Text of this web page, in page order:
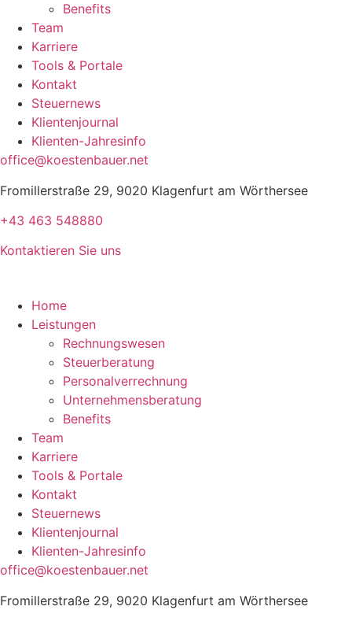
Benefits
Team
Karriere
Tools & Portale
Kontakt
Steuernews
Klientenjournal
Klienten-Jahresinfo
office@koestenbauer.net
Fromillerstraße 29, 9020 Klagenfurt am Wörthersee
+43 463 548880
Kontaktieren Sie uns
Home
Leistungen
Rechnungswesen
Steuerberatung
Personalverrechnung
Unternehmensberatung
Benefits
Team
Karriere
Tools & Portale
Kontakt
Steuernews
Klientenjournal
Klienten-Jahresinfo
office@koestenbauer.net
Fromillerstraße 29, 9020 Klagenfurt am Wörthersee